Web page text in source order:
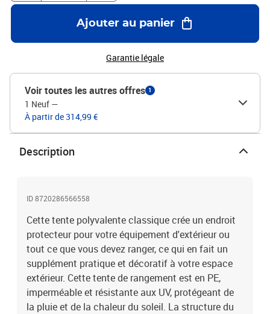
la tempêteRésistance aux UVL'assemblage est requis
Ajouter au panier
Garantie légale
Voir toutes les autres offres 1
1 Neuf —
À partir de 314,99 €
Description
ID 8720286566558
Cette tente polyvalente classique crée un endroit
protecteur pour votre équipement d'extérieur ou
tout ce que vous devez ranger, ce qui en fait un
supplément pratique et décoratif à votre espace
extérieur. Cette tente de rangement est en PE,
imperméable et résistante aux UV, protégeant de
la pluie et de la chaleur du soleil. La structure du